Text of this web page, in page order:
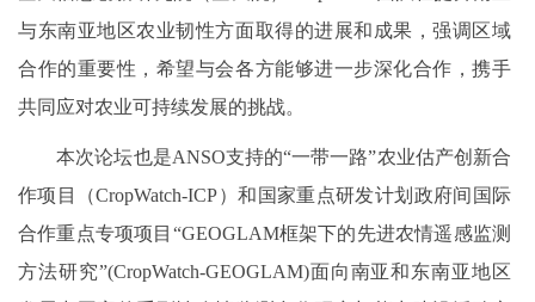
与东南亚地区农业韧性方面取得的进展和成果，强调区域
合作的重要性，希望与会各方能够进一步深化合作，携手
共同应对农业可持续发展的挑战。
本次论坛也是ANSO支持的“一带一路”农业估产创新合
作项目（CropWatch-ICP）和国家重点研发计划政府间国际
合作重点专项项目“GEOGLAM框架下的先进农情遥感监测
方法研究”(CropWatch-GEOGLAM)面向南亚和东南亚地区